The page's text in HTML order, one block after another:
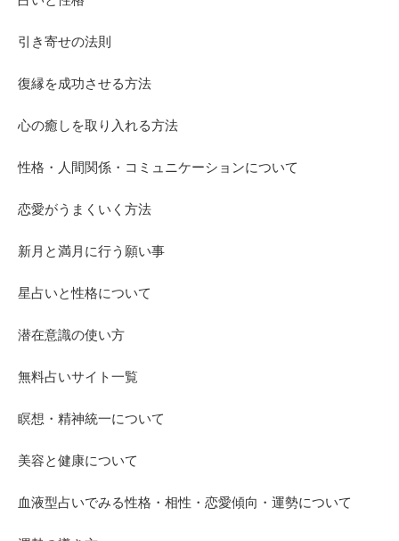
引き寄せの法則
復縁を成功させる方法
心の癒しを取り入れる方法
性格・人間関係・コミュニケーションについて
恋愛がうまくいく方法
新月と満月に行う願い事
星占いと性格について
潜在意識の使い方
無料占いサイト一覧
瞑想・精神統一について
美容と健康について
血液型占いでみる性格・相性・恋愛傾向・運勢について